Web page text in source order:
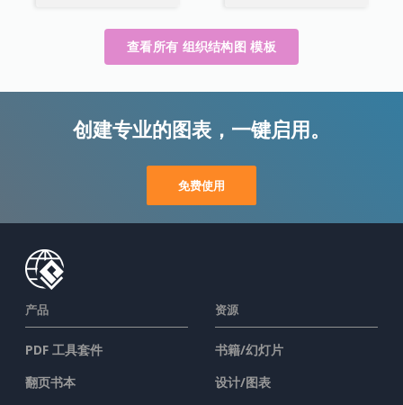
查看所有 组织结构图 模板
创建专业的图表，一键启用。
免费使用
产品
PDF 工具套件
翻页书本
资源
书籍/幻灯片
设计/图表